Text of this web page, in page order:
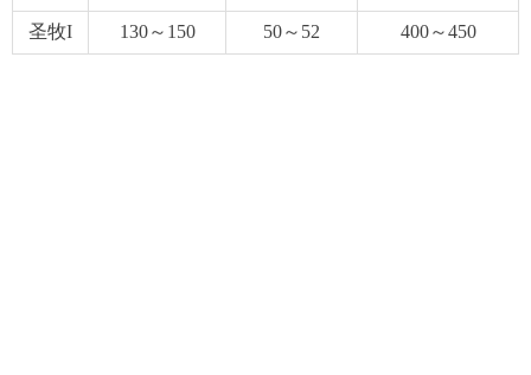
圣牧I 130～150 50～52 400～450